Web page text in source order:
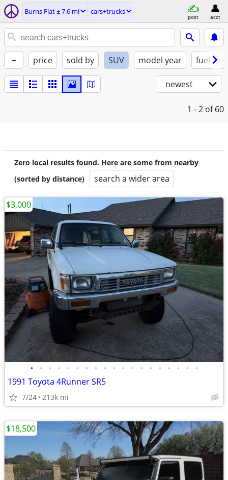
Burns Flat ± 7.6 mi cars+trucks
post acct
+ price sold by SUV model year fuel
newest
1 - 2 of 60
Zero local results found. Here are some from nearby
(sorted by distance)
search a wider area
• • • • • • • • • • • • • • • • • • •
1991 Toyota 4Runner SR5
7/24 213k mi
$3,000
$18,500